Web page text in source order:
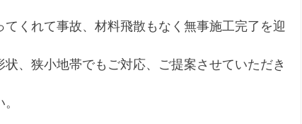
くれて事故、材料飛散もなく無事施工完了を迎
、狭小地帯でもご対応、ご提案させていただき